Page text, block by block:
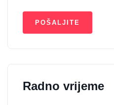
Radno vrijeme